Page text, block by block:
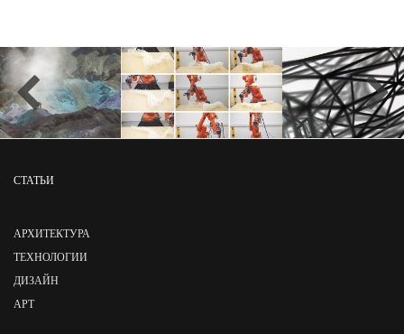
СТАТЬИ
АРХИТЕКТУРА
ТЕХНОЛОГИИ
ДИЗАЙН
АРТ